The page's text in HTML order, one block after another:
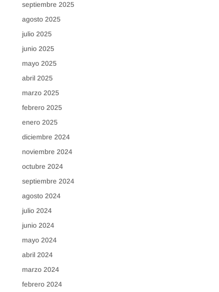
septiembre 2025
agosto 2025
julio 2025
junio 2025
mayo 2025
abril 2025
marzo 2025
febrero 2025
enero 2025
diciembre 2024
noviembre 2024
octubre 2024
septiembre 2024
agosto 2024
julio 2024
junio 2024
mayo 2024
abril 2024
marzo 2024
febrero 2024